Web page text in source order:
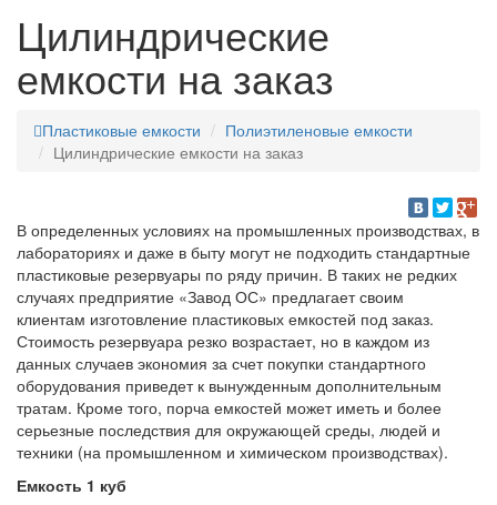
Цилиндрические
емкости на заказ
Пластиковые емкости
Полиэтиленовые емкости
Цилиндрические емкости на заказ
В определенных условиях на промышленных производствах, в
лабораториях и даже в быту могут не подходить стандартные
пластиковые резервуары по ряду причин. В таких не редких
случаях предприятие «Завод ОС» предлагает своим
клиентам изготовление пластиковых емкостей под заказ.
Стоимость резервуара резко возрастает, но в каждом из
данных случаев экономия за счет покупки стандартного
оборудования приведет к вынужденным дополнительным
тратам. Кроме того, порча емкостей может иметь и более
серьезные последствия для окружающей среды, людей и
техники (на промышленном и химическом производствах).
Емкость 1 куб